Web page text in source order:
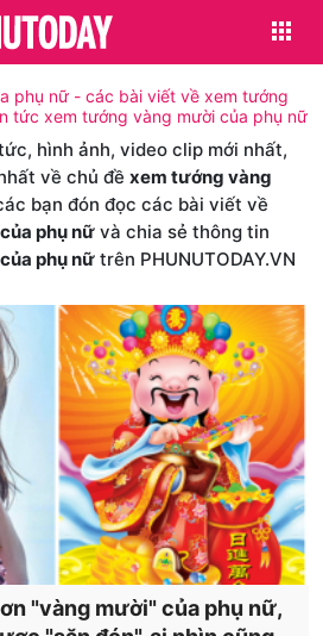
phụ nữ - các bài viết về xem tướng
tức xem tướng vàng mười của phụ nữ
hình ảnh, video clip mới nhất,
về chủ đề xem tướng vàng
bạn đón đọc các bài viết về
phụ nữ và chia sẻ thông tin
phụ nữ trên PHUNUTODAY.VN
"vàng mười" của phụ nữ,